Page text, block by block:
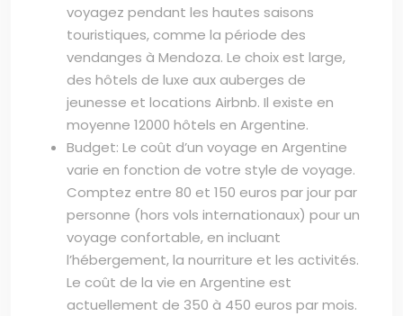
voyagez pendant les hautes saisons
touristiques, comme la période des
vendanges à Mendoza. Le choix est large,
des hôtels de luxe aux auberges de
jeunesse et locations Airbnb. Il existe en
moyenne 12000 hôtels en Argentine.
Budget: Le coût d’un voyage en Argentine
varie en fonction de votre style de voyage.
Comptez entre 80 et 150 euros par jour par
personne (hors vols internationaux) pour un
voyage confortable, en incluant
l’hébergement, la nourriture et les activités.
Le coût de la vie en Argentine est
actuellement de 350 à 450 euros par mois.